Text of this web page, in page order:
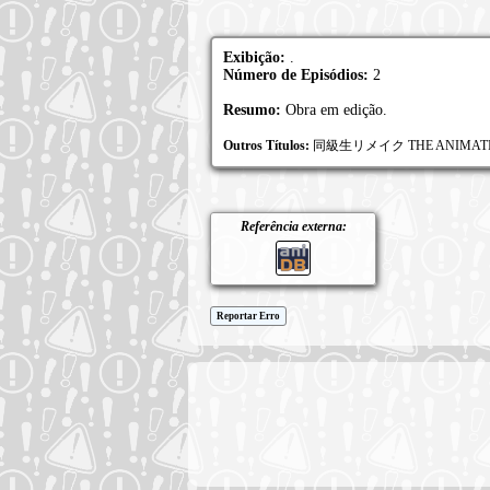
Exibição: .
Número de Episódios: 2
Resumo: Obra em edição.
Outros Títulos: 同級生リメイク THE
Referência externa:
Reportar Erro